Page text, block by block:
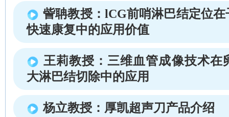
訾聃教授：lCG前哨淋巴结定位
快速康复中的应用价值
王莉教授：三维血管成像技术在
大淋巴结切除中的应用
杨立教授：厚凯超声刀产品介绍